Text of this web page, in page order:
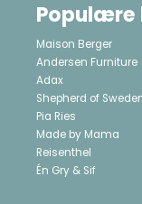
Populære
Maison Berger
Andersen Furniture
Adax
Shepherd of
Pia Ries
Made by Mama
Reisenthel
Én Gry & Sif